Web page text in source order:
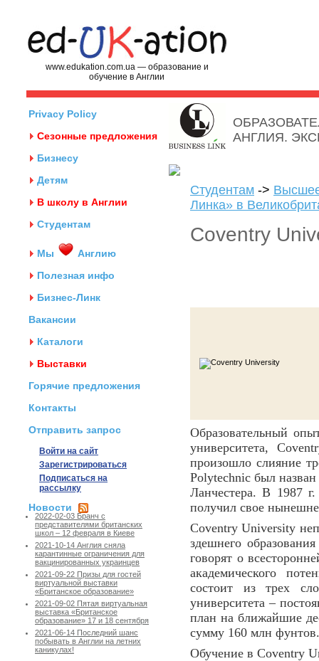
www.edukation.com.ua — образование и
обучение в Англии
Privacy Policy
Сезонные предложения
Бизнесу
Детям
В школу в Англии
Студентам
Мы
Англию
Полезная инфо
Бизнес-Линк
Вакансии
Каталоги
Выставки
Горячие предложения
Контакты
Отправить запрос
Войти на сайт
Зарегистрироваться
Подписаться на
рассылку
Новости
2022-02-03 Бранч с
представителями британских
школ – 12 февраля в Киеве
2021-10-14 Англия сняла
карантинные ограничения для
вакцинированных украинцев
2021-09-22 Призы для гостей
виртуальной выставки
«Британское образование»
2021-09-02 Пятая виртуальная
выставка «Британское
образование» 17 и 18 сентября
2021-06-14 Последний шанс
побывать в Англии на летних
каникулах!
АНГЛИЯ.
Студентам ->
Линка» в
Coventry
Образовательный
университета,
произошло слияние
Polytechnic был
Ланчестера. В 1987
получил свое
Coventry University
здешнего
говорят о
академического
состоит из трех
университета –
план на ближайшие
сумму 160 млн фунтов.
Обучение в Coventry